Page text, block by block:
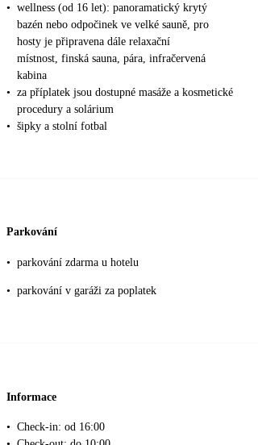
• wellness (od 16 let): panoramatický krytý
bazén nebo odpočinek ve velké sauně, pro
hosty je připravena dále relaxační
místnost, finská sauna, pára, infračervená
kabina
• za příplatek jsou dostupné masáže a kosmetické
procedury a solárium
• šipky a stolní fotbal
Parkování
• parkování zdarma u hotelu
• parkování v garáži za poplatek
Informace
• Check-in: od 16:00